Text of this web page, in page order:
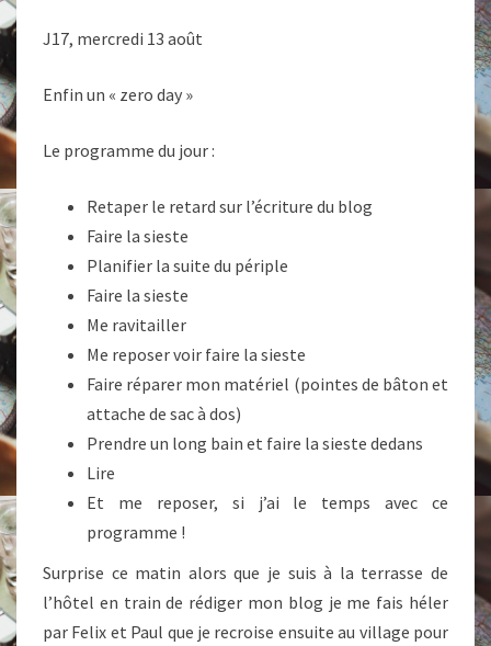
J17, mercredi 13 août
Enfin un « zero day »
Le programme du jour :
Retaper le retard sur l’écriture du blog
Faire la sieste
Planifier la suite du périple
Faire la sieste
Me ravitailler
Me reposer voir faire la sieste
Faire réparer mon matériel (pointes de bâton et
attache de sac à dos)
Prendre un long bain et faire la sieste dedans
Lire
Et me reposer, si j’ai le temps avec ce
programme !
Surprise ce matin alors que je suis à la terrasse de
l’hôtel en train de rédiger mon blog je me fais héler
par Felix et Paul que je recroise ensuite au village pour